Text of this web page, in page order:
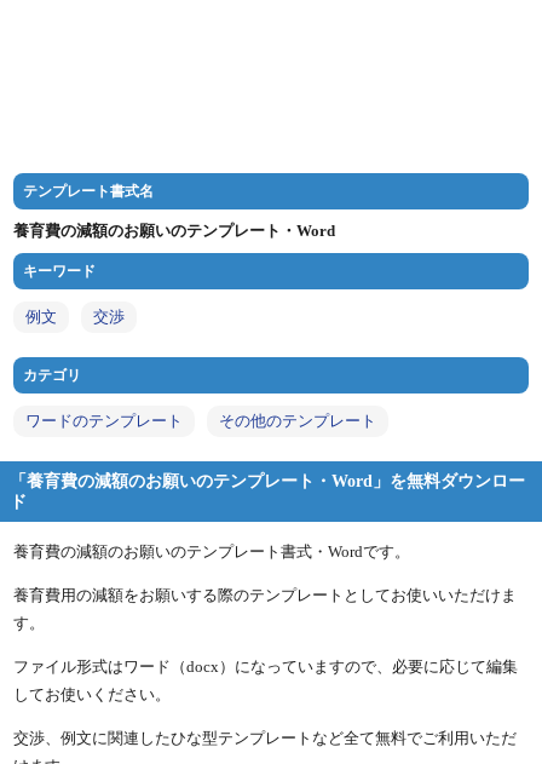
テンプレート書式名
養育費の減額のお願いのテンプレート・Word
キーワード
例文 交渉
カテゴリ
ワードのテンプレート その他のテンプレート
「養育費の減額のお願いのテンプレート・Word」を無料ダウンロー
ド
養育費の減額のお願いのテンプレート書式・Wordです。
養育費用の減額をお願いする際のテンプレートとしてお使いいただけま
す。
ファイル形式はワード（docx）になっていますので、必要に応じて編集
してお使いください。
交渉、例文に関連したひな型テンプレートなど全て無料でご利用いただ